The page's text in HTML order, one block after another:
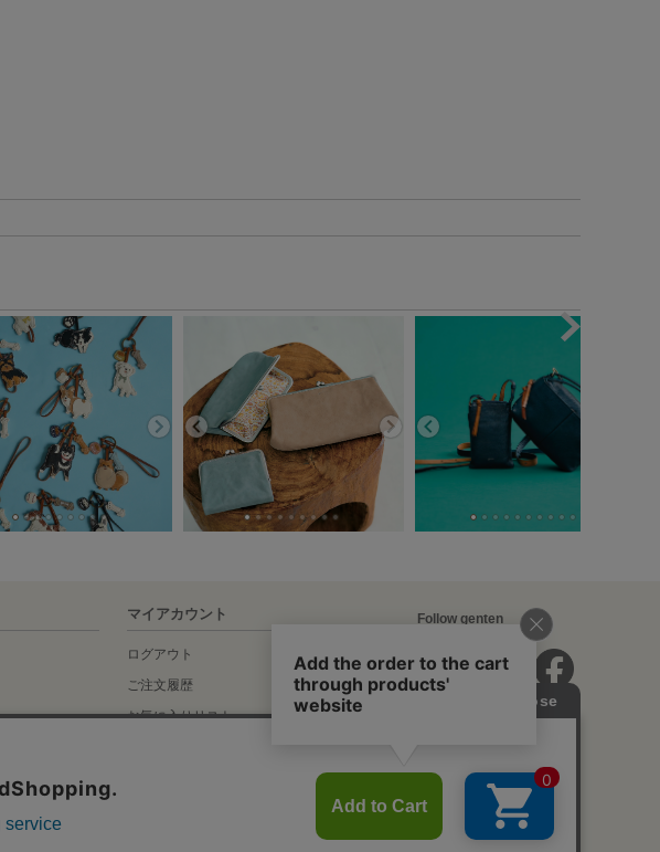
マイアカウント
ログアウト
ご注文履歴
お気に入りリスト
Follow genten